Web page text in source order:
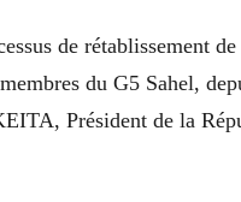
de rétablissement
du G5 Sahel,
Président de la